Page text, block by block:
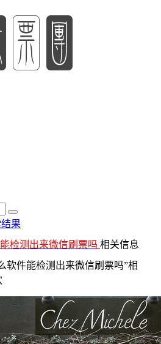
果
检测出来微信刷票吗 相关信息
软件能检测出来微信刷票吗”相